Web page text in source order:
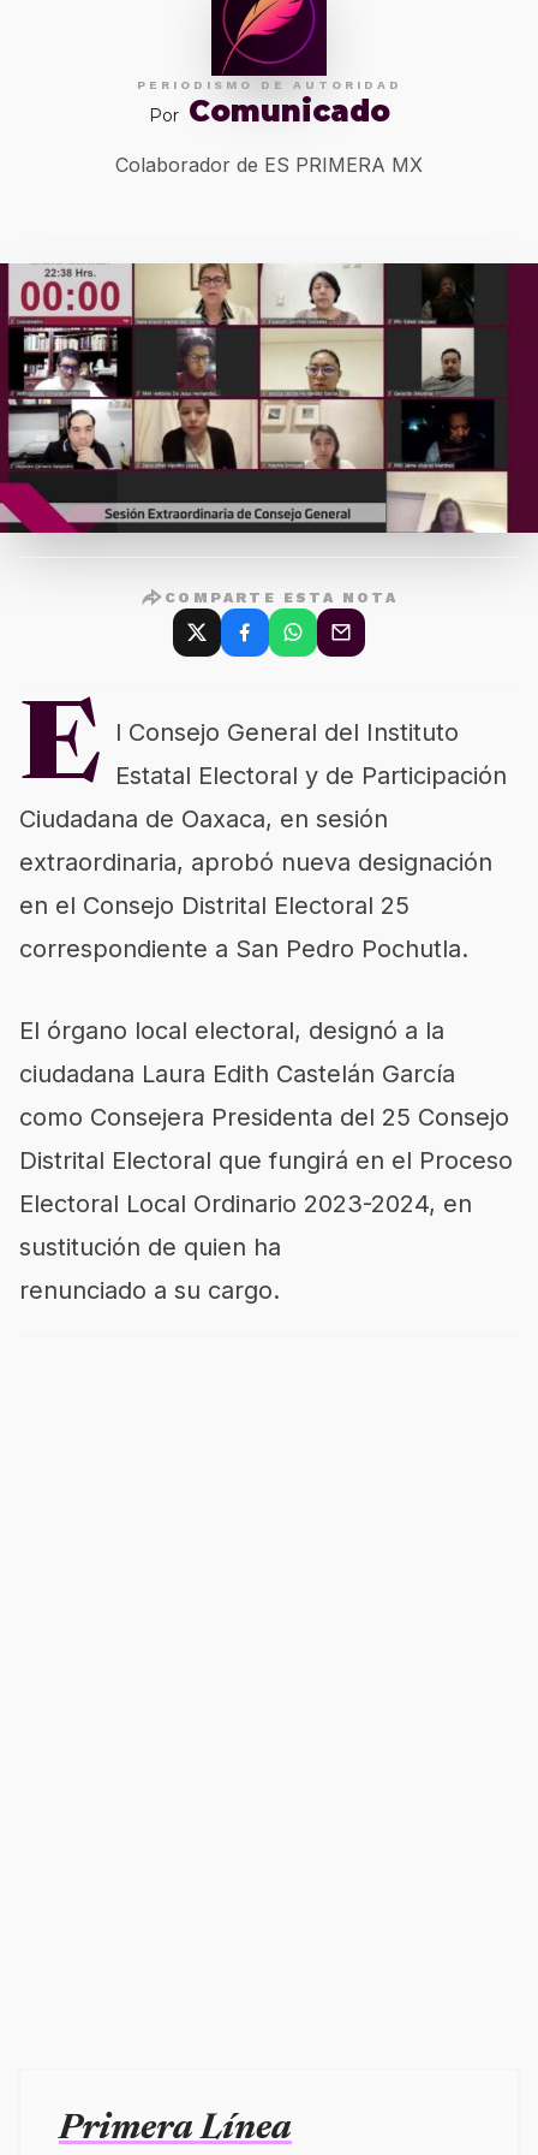
PERIODISMO DE AUTORIDAD
Por Comunicado
Colaborador de ES PRIMERA MX
COMPARTE ESTA NOTA
E
l Consejo General del Instituto
Estatal Electoral y de Participación
Ciudadana de Oaxaca, en sesión
extraordinaria, aprobó nueva designación
en el Consejo Distrital Electoral 25
correspondiente a San Pedro Pochutla.
El órgano local electoral, designó a la
ciudadana Laura Edith Castelán García
como Consejera Presidenta del 25 Consejo
Distrital Electoral que fungirá en el Proceso
Electoral Local Ordinario 2023-2024, en
sustitución de quien ha
renunciado a su cargo.
Primera Línea